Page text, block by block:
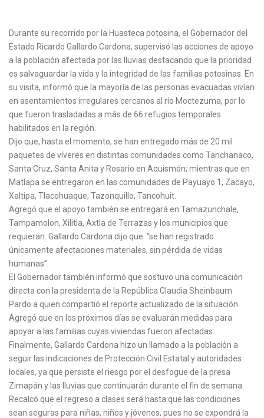
Durante su recorrido por la Huasteca potosina, el Gobernador del
Estado Ricardo Gallardo Cardona, supervisó las acciones de apoyo
a la población afectada por las lluvias destacando que la prioridad
es salvaguardar la vida y la integridad de las familias potosinas. En
su visita, informó que la mayoría de las personas evacuadas vivían
en asentamientos irregulares cercanos al río Moctezuma, por lo
que fueron trasladadas a más de 66 refugios temporales
habilitados en la región.
Dijo que, hasta el momento, se han entregado más de 20 mil
paquetes de víveres en distintas comunidades como Tanchanaco,
Santa Cruz, Santa Anita y Rosario en Aquismón; mientras que en
Matlapa se entregaron en las comunidades de Payuayo 1, Zacayo,
Xaltipa, Tlacohuaque, Tazonquillo, Tancohuit.
Agregó que el apoyo también se entregará en Tamazunchale,
Tampamolon, Xilitla, Axtla de Terrazas y los municipios que
requieran. Gallardo Cardona dijo que: “se han registrado
únicamente afectaciones materiales, sin pérdida de vidas
humanas”.
El Gobernador también informó que sostuvo una comunicación
directa con la presidenta de la República Claudia Sheinbaum
Pardo a quien compartió el reporte actualizado de la situación.
Agregó que en los próximos días se evaluarán medidas para
apoyar a las familias cuyas viviendas fueron afectadas.
Finalmente, Gallardo Cardona hizo un llamado a la población a
seguir las indicaciones de Protección Civil Estatal y autoridades
locales, ya que persiste el riesgo por el desfogue de la presa
Zimapán y las lluvias que continuarán durante el fin de semana.
Recalcó que el regreso a clases será hasta que las condiciones
sean seguras para niñas, niños y jóvenes, pues no se expondrá la